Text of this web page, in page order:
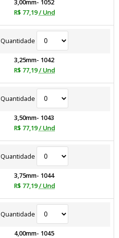
3,00mm- 1052
R$ 77,19 / Und
Quantidade
3,25mm- 1042
R$ 77,19 / Und
Quantidade
3,50mm- 1043
R$ 77,19 / Und
Quantidade
3,75mm- 1044
R$ 77,19 / Und
Quantidade
4,00mm- 1045